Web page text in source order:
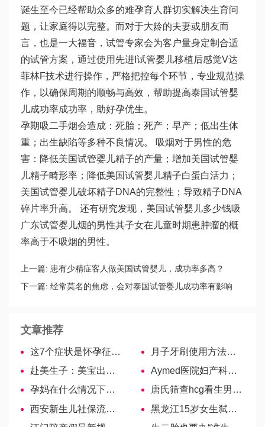
诞生至今已经帮助众多的难孕育人群切实解决生育问
题，让家庭得以完整。而对于大龄的夫妻或朋友而
言，也是一大福音，试管专家会为客户量身定制合适
的试管方案，通过使用先进I 试管婴儿移植后感觉V达
菲林F技术进行操作，严格把控每个环节，专业规范操
作，以确保周期的顺畅与高效，帮助提高泰国试管婴
儿成功率成功率，助好孕优生。
孕期吸二手烟会造成：死胎；死产；早产；低出生体
重；出生缺陷等多种不良情况。 吸烟对于男性的危
害：降低美国试管婴儿精子的产量；增加美国试管婴
儿精子畸形率；降低美国试管婴儿精子白蛋白活力；
美国试管婴儿破坏精子DNA的完整性；导致精子DNA
碎片率升高。 还有研究发现，美国试管婴儿多少钱吸
广东试管婴儿烟的男性其子女在儿童时期患肿瘤的概
率高于不吸烟的男性。
上一篇: 患有少精症客人做美国试管婴儿，成功率多高？
下一篇: 经常莫名的焦虑，会对泰国试管婴儿成功率有影响
文章推荐
这7个症状是怀孕征兆，注意接收信号！
月子牙刷使用方法、时间……，科学使用避免牙龈出血
赴美生子：美宝出境该如何出示证件
Aymed医院妇产科名医——游览纳德日达
孕妈在什么情况下会被遣返？
唐氏筛查hcg看生男生女有诀窍，这套计算公式用过的都说准-吉尔吉斯斯坦试管婴儿
西安新生儿社保流程揭秘，参保材料建议收藏！
黑龙江15岁女生弑母藏尸冷库，起因令人唏嘘！